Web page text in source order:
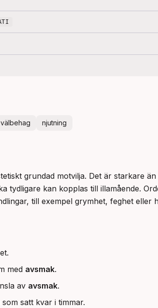
välbehag njutning
grundad motvilja. Det är starkare än
tydligare kan kopplas till illamående.
till exempel grymhet, feghet eller
med avsmak.
av avsmak.
satt kvar i timmar.